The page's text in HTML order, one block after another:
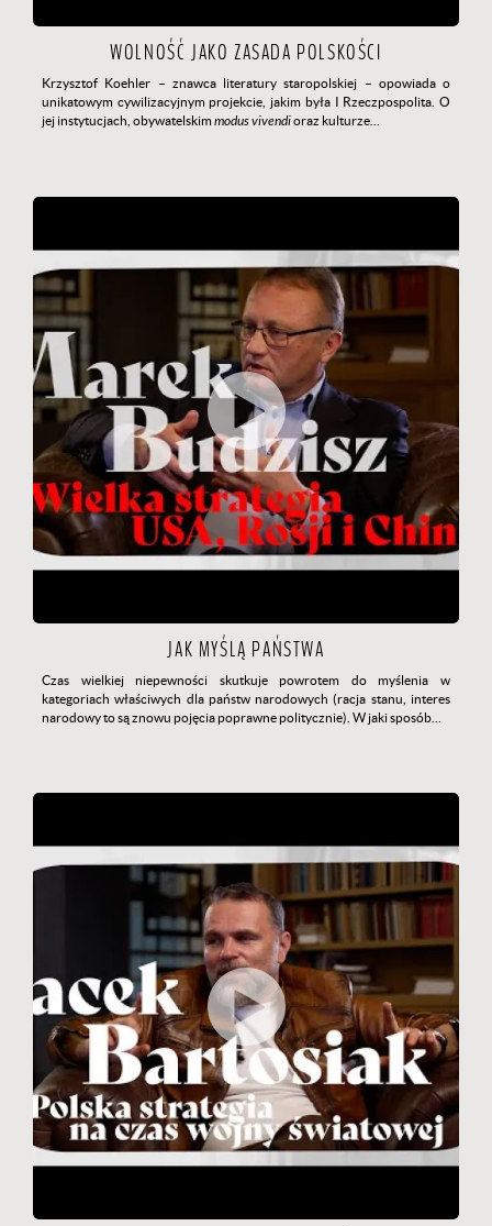
WOLNOŚĆ JAKO ZASADA POLSKOŚCI
Krzysztof Koehler
– znawca literatury staropolskiej – opowiada o
unikatowym cywilizacyjnym projekcie, jakim była I Rzeczpospolita. O
jej instytucjach, obywatelskimmodus vivendioraz kulturze…
JAK MYŚLĄ PAŃSTWA
Czas wielkiej niepewności skutkuje powrotem do myślenia w
kategoriach właściwych dla państw narodowych (racja stanu, interes
narodowy to są znowu pojęcia poprawne politycznie). W jaki sposób…